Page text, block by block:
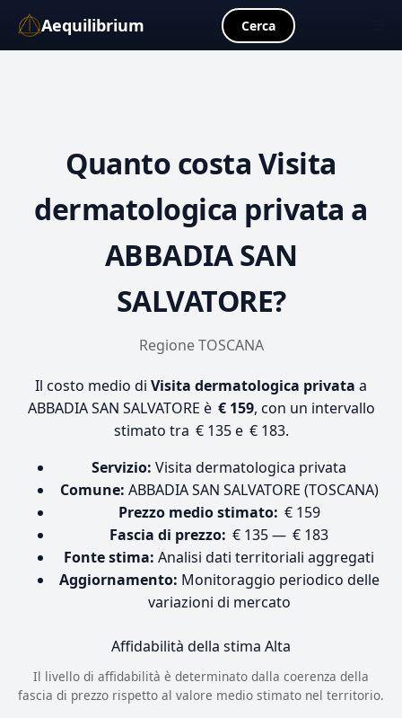
Aequilibrium Cerca
Quanto costa Visita
dermatologica privata a
ABBADIA SAN
SALVATORE?
Regione TOSCANA
Il costo medio di Visita dermatologica privata a
ABBADIA SAN SALVATORE è € 159, con un intervallo
stimato tra € 135 e € 183.
Servizio: Visita dermatologica privata
Comune: ABBADIA SAN SALVATORE (TOSCANA)
Prezzo medio stimato: € 159
Fascia di prezzo: € 135 — € 183
Fonte stima: Analisi dati territoriali aggregati
Aggiornamento: Monitoraggio periodico delle
variazioni di mercato
Affidabilità della stima Alta
Il livello di affidabilità è determinato dalla coerenza della
fascia di prezzo rispetto al valore medio stimato nel territorio.